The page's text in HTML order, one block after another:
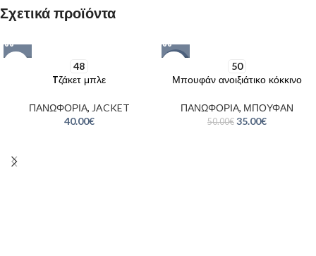
Σχετικά προϊόντα
48
Tζάκετ μπλε
ΠΑΝΩΦΟΡΙΑ, JACKET
40.00€
50
Μπουφάν ανοιξιάτικο κόκκινο
ΠΑΝΩΦΟΡΙΑ, ΜΠΟΥΦΑΝ
50.00€ 35.00€